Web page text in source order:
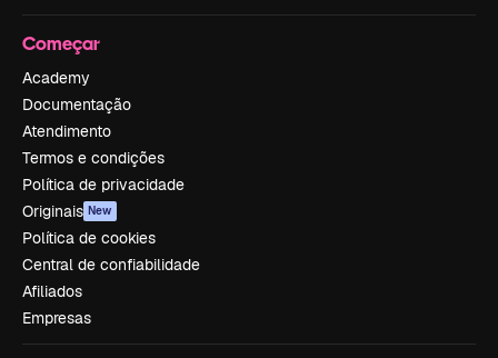
Começar
Academy
Documentação
Atendimento
Termos e condições
Política de privacidade
Originais New
Política de cookies
Central de confiabilidade
Afiliados
Empresas